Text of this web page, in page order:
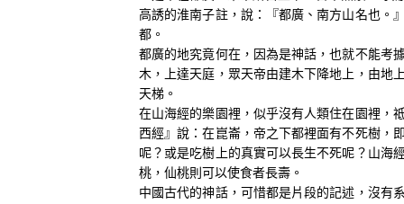
高誘的淮南子註，說：『都廣、南方山名也。
都。
都廣的地究竟何在，因為是神話，也就不能考
木，上達天庭，眾天帝由建木下降地上，由地
天梯。
在山海經的樂園裡，似乎沒有人類住在園裡，
西經』說：在崑崙，帝之下都裡面有不死樹，
呢？或是吃樹上的真實可以長生不死呢？山海
桃，仙桃則可以使食者長壽。
中國古代的神話，可惜都是片段的記述，沒有